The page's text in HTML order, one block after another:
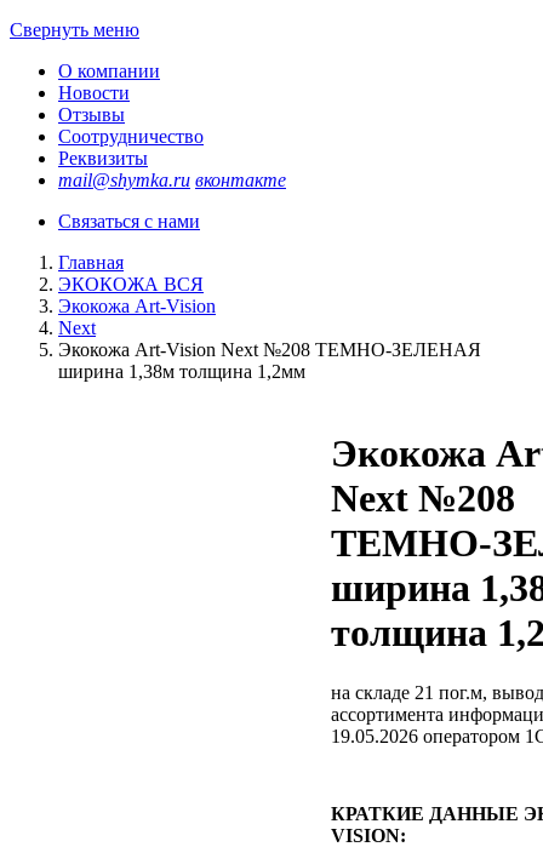
Свернуть меню
О компании
Новости
Отзывы
Соотрудничество
Реквизиты
mail@shymka.ru вконтакте
Связаться с нами
Главная
ЭКОКОЖА ВСЯ
Экокожа Art-Vision
Next
Экокожа Art-Vision Next №208 ТЕМНО-ЗЕЛЕНАЯ
ширина 1,38м толщина 1,2мм
Экокожа
Next №208
ТЕМНО-
ширина
толщина
на складе 21 пог.м,
ассортимента
19.05.2026 оператором
КРАТКИЕ ДАННЫЕ
VISION: